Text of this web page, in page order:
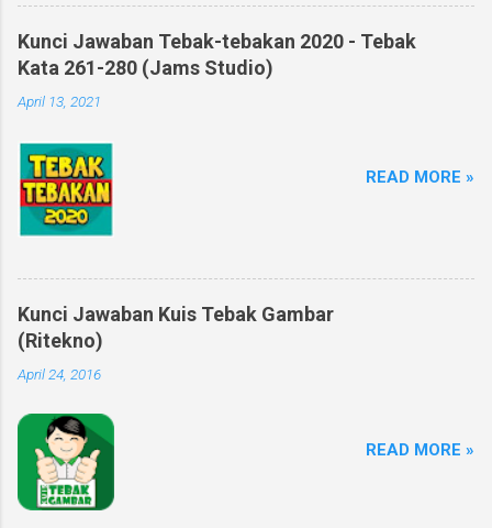
Kunci Jawaban Tebak-tebakan 2020 - Tebak
Kata 261-280 (Jams Studio)
April 13, 2021
READ MORE »
Kunci Jawaban Kuis Tebak Gambar
(Ritekno)
April 24, 2016
READ MORE »